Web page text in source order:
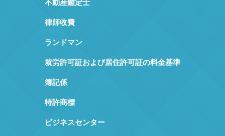
律師收費
ランドマン
就労許可証および居住許可証の料金基準
簿記係
特許商標
ビジネスセンター